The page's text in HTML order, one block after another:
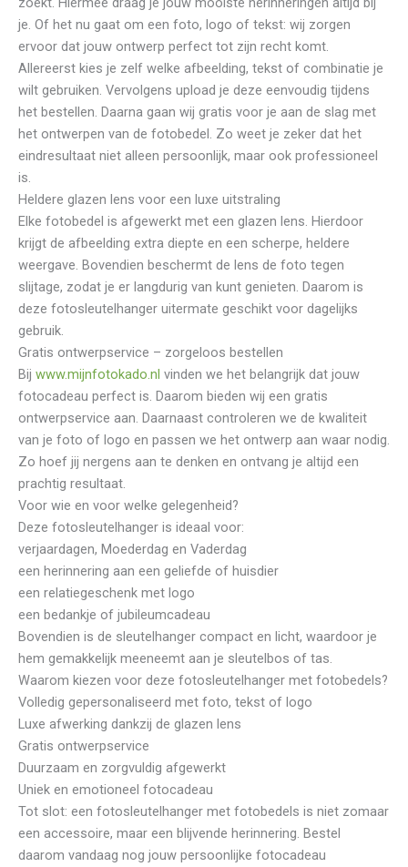
je. Of het nu gaat om een foto, logo of tekst: wij zorgen
ervoor dat jouw ontwerp perfect tot zijn recht komt.
Allereerst kies je zelf welke afbeelding, tekst of combinatie je
wilt gebruiken. Vervolgens upload je deze eenvoudig tijdens
het bestellen. Daarna gaan wij gratis voor je aan de slag met
het ontwerpen van de fotobedel. Zo weet je zeker dat het
eindresultaat niet alleen persoonlijk, maar ook professioneel
is.
Heldere glazen lens voor een luxe uitstraling
Elke fotobedel is afgewerkt met een glazen lens. Hierdoor
krijgt de afbeelding extra diepte en een scherpe, heldere
weergave. Bovendien beschermt de lens de foto tegen
slijtage, zodat je er langdurig van kunt genieten. Daarom is
deze fotosleutelhanger uitermate geschikt voor dagelijks
gebruik.
Gratis ontwerpservice – zorgeloos bestellen
Bij www.mijnfotokado.nl vinden we het belangrijk dat jouw
fotocadeau perfect is. Daarom bieden wij een gratis
ontwerpservice aan. Daarnaast controleren we de kwaliteit
van je foto of logo en passen we het ontwerp aan waar nodig.
Zo hoef jij nergens aan te denken en ontvang je altijd een
prachtig resultaat.
Voor wie en voor welke gelegenheid?
Deze fotosleutelhanger is ideaal voor:
verjaardagen, Moederdag en Vaderdag
een herinnering aan een geliefde of huisdier
een relatiegeschenk met logo
een bedankje of jubileumcadeau
Bovendien is de sleutelhanger compact en licht, waardoor je
hem gemakkelijk meeneemt aan je sleutelbos of tas.
Waarom kiezen voor deze fotosleutelhanger met fotobedels?
Volledig gepersonaliseerd met foto, tekst of logo
Luxe afwerking dankzij de glazen lens
Gratis ontwerpservice
Duurzaam en zorgvuldig afgewerkt
Uniek en emotioneel fotocadeau
Tot slot: een fotosleutelhanger met fotobedels is niet zomaar
een accessoire, maar een blijvende herinnering. Bestel
daarom vandaag nog jouw persoonlijke fotocadeau